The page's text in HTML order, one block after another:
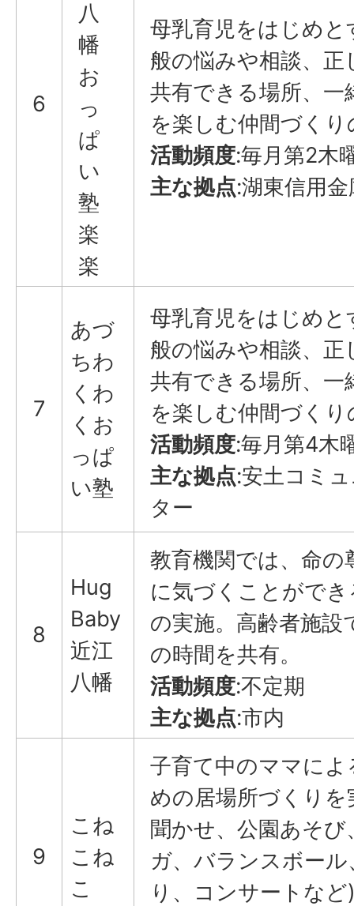
6
八
幡
お
っ
ぱ
い
塾
楽
楽
母乳育児をはじめと
般の悩みや相談、正
共有できる場所、一
を楽しむ仲間づくり
活動頻度:毎月第2木
主な拠点:湖東信用
7
あづ
ちわ
くわ
くお
っぱ
い塾
母乳育児をはじめと
般の悩みや相談、正
共有できる場所、一
を楽しむ仲間づくり
活動頻度:毎月第4木
主な拠点:安土コミ
ター
8
Hug
Baby
近江
八幡
教育機関では、命の
に気づくことがで
の実施。高齢者施設
の時間を共有。
活動頻度:不定期
主な拠点:市内
9
こね
こね
こ
子育て中のママによ
めの居場所づくりを
聞かせ、公園あそび
ガ、バランスボー
り、コンサートなど